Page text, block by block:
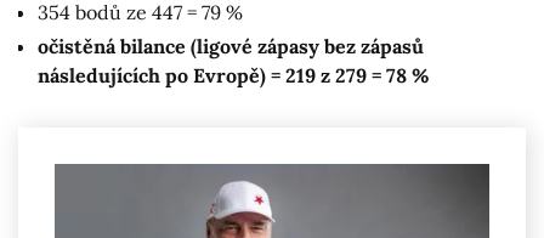
354 bodů ze 447 = 79 %
očistěná bilance (ligové zápasy bez zápasů
následujících po Evropě) = 219 z 279 = 78 %